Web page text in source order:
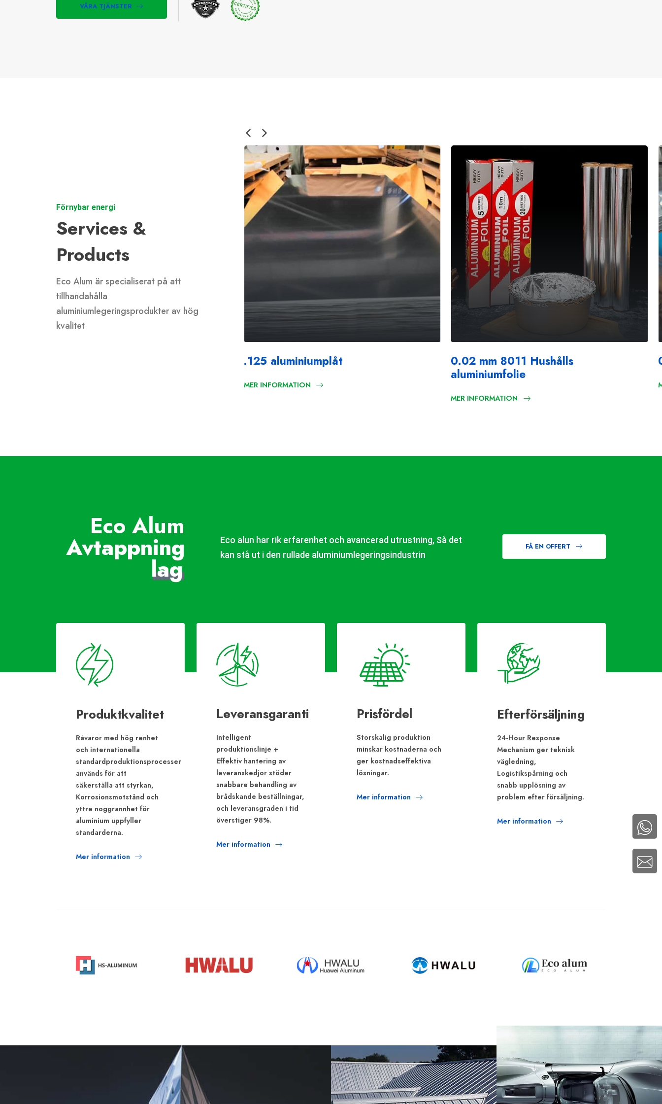
VÅRA TJÄNSTER
Förnybar energi
Services &
Products
Eco Alum är specialiserat på att
tillhandahålla
aluminiumlegeringsprodukter av hög
kvalitet
.125 aluminiumplåt
MER INFORMATION
0.02 mm 8011 Hushålls
aluminiumfolie
MER INFORMATION
Eco Alum
Avtappning
lag
Eco alun har rik erfarenhet och avancerad utrustning, Så det
kan stå ut i den rullade aluminiumlegeringsindustrin
FÅ EN OFFERT
Produktkvalitet
Råvaror med hög renhet
och internationella
standardproduktionsprocesser
används för att
säkerställa att styrkan,
Korrosionsmotstånd och
yttre noggrannhet för
aluminium uppfyller
standarderna.
Mer information
Leveransgaranti
Intelligent
produktionslinje +
Effektiv hantering av
leveranskedjor stöder
snabbare behandling av
brådskande beställningar,
och leveransgraden i tid
överstiger 98%.
Mer information
Prisfördel
Storskalig produktion
minskar kostnaderna och
ger kostnadseffektiva
lösningar.
Mer information
Efterförsäljning
24-Hour Response
Mechanism ger teknisk
vägledning,
Logistikspårning och
snabb upplösning av
problem efter försäljning.
Mer information